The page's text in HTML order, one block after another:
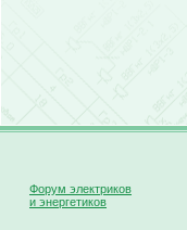
Форум электриков
и энергетиков